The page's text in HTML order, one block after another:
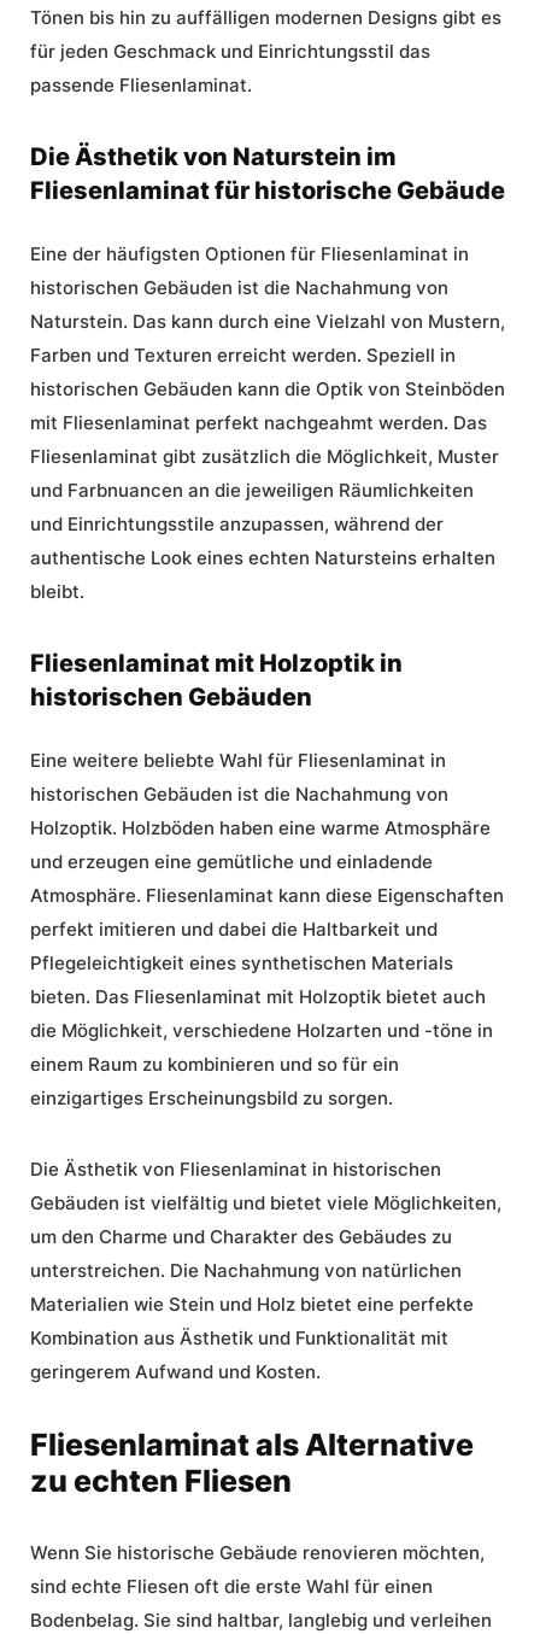
Tönen bis hin zu auffälligen modernen Designs gibt es
für jeden Geschmack und Einrichtungsstil das
passende Fliesenlaminat.
Die Ästhetik von Naturstein im
Fliesenlaminat für historische Gebäude
Eine der häufigsten Optionen für Fliesenlaminat in
historischen Gebäuden ist die Nachahmung von
Naturstein. Das kann durch eine Vielzahl von Mustern,
Farben und Texturen erreicht werden. Speziell in
historischen Gebäuden kann die Optik von Steinböden
mit Fliesenlaminat perfekt nachgeahmt werden. Das
Fliesenlaminat gibt zusätzlich die Möglichkeit, Muster
und Farbnuancen an die jeweiligen Räumlichkeiten
und Einrichtungsstile anzupassen, während der
authentische Look eines echten Natursteins erhalten
bleibt.
Fliesenlaminat mit Holzoptik in
historischen Gebäuden
Eine weitere beliebte Wahl für Fliesenlaminat in
historischen Gebäuden ist die Nachahmung von
Holzoptik. Holzböden haben eine warme Atmosphäre
und erzeugen eine gemütliche und einladende
Atmosphäre. Fliesenlaminat kann diese Eigenschaften
perfekt imitieren und dabei die Haltbarkeit und
Pflegeleichtigkeit eines synthetischen Materials
bieten. Das Fliesenlaminat mit Holzoptik bietet auch
die Möglichkeit, verschiedene Holzarten und -töne in
einem Raum zu kombinieren und so für ein
einzigartiges Erscheinungsbild zu sorgen.
Die Ästhetik von Fliesenlaminat in historischen
Gebäuden ist vielfältig und bietet viele Möglichkeiten,
um den Charme und Charakter des Gebäudes zu
unterstreichen. Die Nachahmung von natürlichen
Materialien wie Stein und Holz bietet eine perfekte
Kombination aus Ästhetik und Funktionalität mit
geringerem Aufwand und Kosten.
Fliesenlaminat als Alternative
zu echten Fliesen
Wenn Sie historische Gebäude renovieren möchten,
sind echte Fliesen oft die erste Wahl für einen
Bodenbelag. Sie sind haltbar, langlebig und verleihen